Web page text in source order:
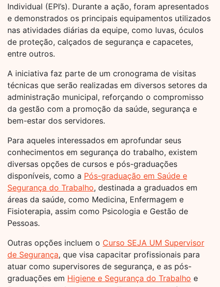
Individual (EPI’s). Durante a ação, foram apresentados
e demonstrados os principais equipamentos utilizados
nas atividades diárias da equipe, como luvas, óculos
de proteção, calçados de segurança e capacetes,
entre outros.
A iniciativa faz parte de um cronograma de visitas
técnicas que serão realizadas em diversos setores da
administração municipal, reforçando o compromisso
da gestão com a promoção da saúde, segurança e
bem-estar dos servidores.
Para aqueles interessados em aprofundar seus
conhecimentos em segurança do trabalho, existem
diversas opções de cursos e pós-graduações
disponíveis, como a Pós-graduação em Saúde e
Segurança do Trabalho, destinada a graduados em
áreas da saúde, como Medicina, Enfermagem e
Fisioterapia, assim como Psicologia e Gestão de
Pessoas.
Outras opções incluem o Curso SEJA UM Supervisor
de Segurança, que visa capacitar profissionais para
atuar como supervisores de segurança, e as pós-
graduações em Higiene e Segurança do Trabalho e